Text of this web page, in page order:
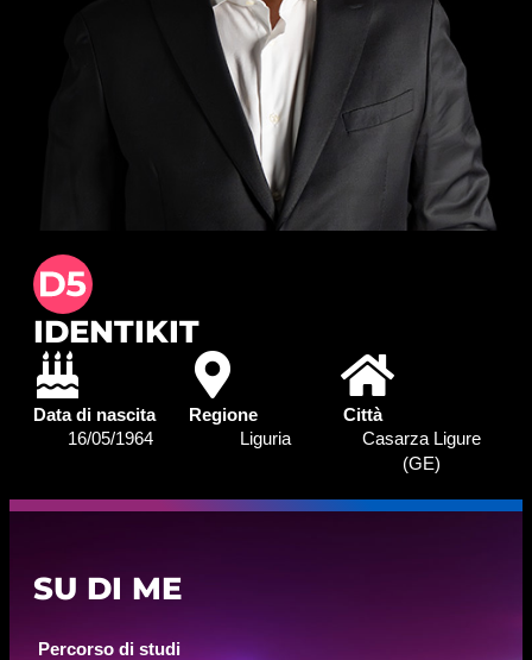
IDENTIKIT
Data di nascita
16/05/1964
Regione
Liguria
Città
Casarza Ligure
(GE)
SU DI ME
Percorso di studi